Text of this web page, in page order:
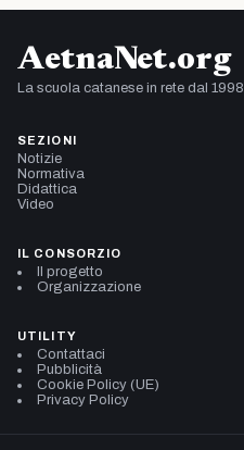
AetnaNet.org
La scuola catanese in rete dal 1998
SEZIONI
Notizie
Normativa
Didattica
Video
IL CONSORZIO
Il progetto
Organizzazione
UTILITY
Contattaci
Pubblicità
Cookie Policy (UE)
Privacy Policy